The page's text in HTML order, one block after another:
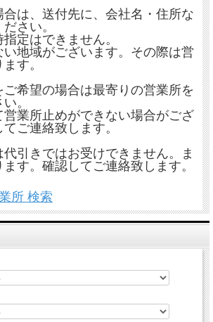
は、送付先に、会社名・住所な
さい。
定はできません。
地域がございます。その際は営
す。
希望の場合は最寄りの営業所を
。
業所止めができない場合がござ
ご連絡致します。
引きではお受けできません。ま
す。確認してご連絡致します。
所 検索